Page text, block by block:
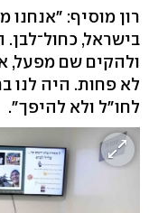
רון מוסיף: "אנחנו
בישראל,
ולהקים שם מפעל,
לא פחות. היה לנו
לחו"ל ולא להיפך".